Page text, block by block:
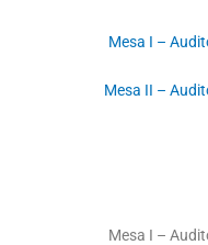
Mesa I –
Mesa II –
Mesa I –